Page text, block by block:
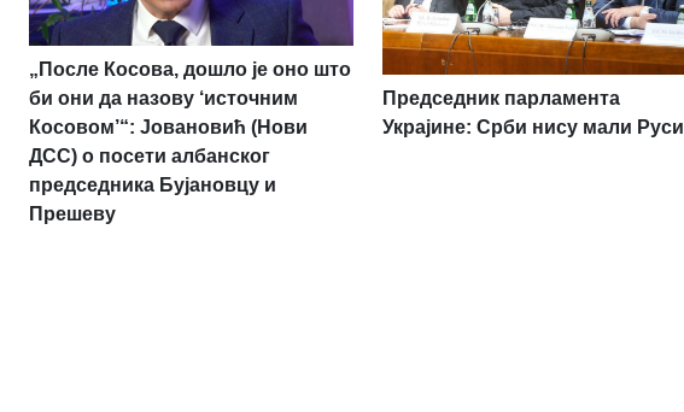
„После Косова, дошло је оно што
би они да назову ‘источним
Косовом’“: Јовановић (Нови
ДСС) о посети албанског
председника Бујановцу и
Прешеву
Председник парламента
Украјине: Срби нису мали Руси